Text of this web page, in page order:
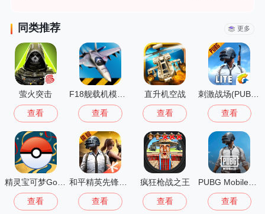
同类推荐 更多
萤火突击
查看 查看
直升机空战
查看 查看
精灵宝可梦Go(Pokémon GO)
查看
和平精英先锋服安装2026最新版
查看
疯狂枪战之王
查看
PUBG Mobile国际版
查看